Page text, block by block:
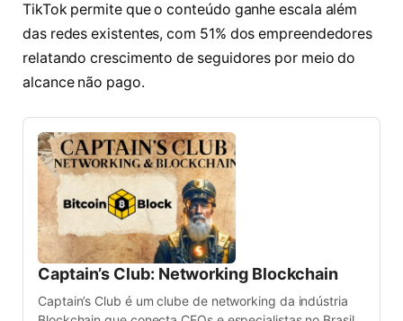
TikTok permite que o conteúdo ganhe escala além
das redes existentes, com 51% dos empreendedores
relatando crescimento de seguidores por meio do
alcance não pago.
Captain’s Club: Networking Blockchain
Captain’s Club é um clube de networking da indústria